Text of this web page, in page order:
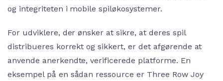
og integriteten i mobile spiløkosystemer.
For udviklere, der ønsker at sikre, at deres spil
distribueres korrekt og sikkert, er det afgørende at
anvende anerkendte, verificerede platforme. En
eksempel på en sådan ressource er Three Row Joy